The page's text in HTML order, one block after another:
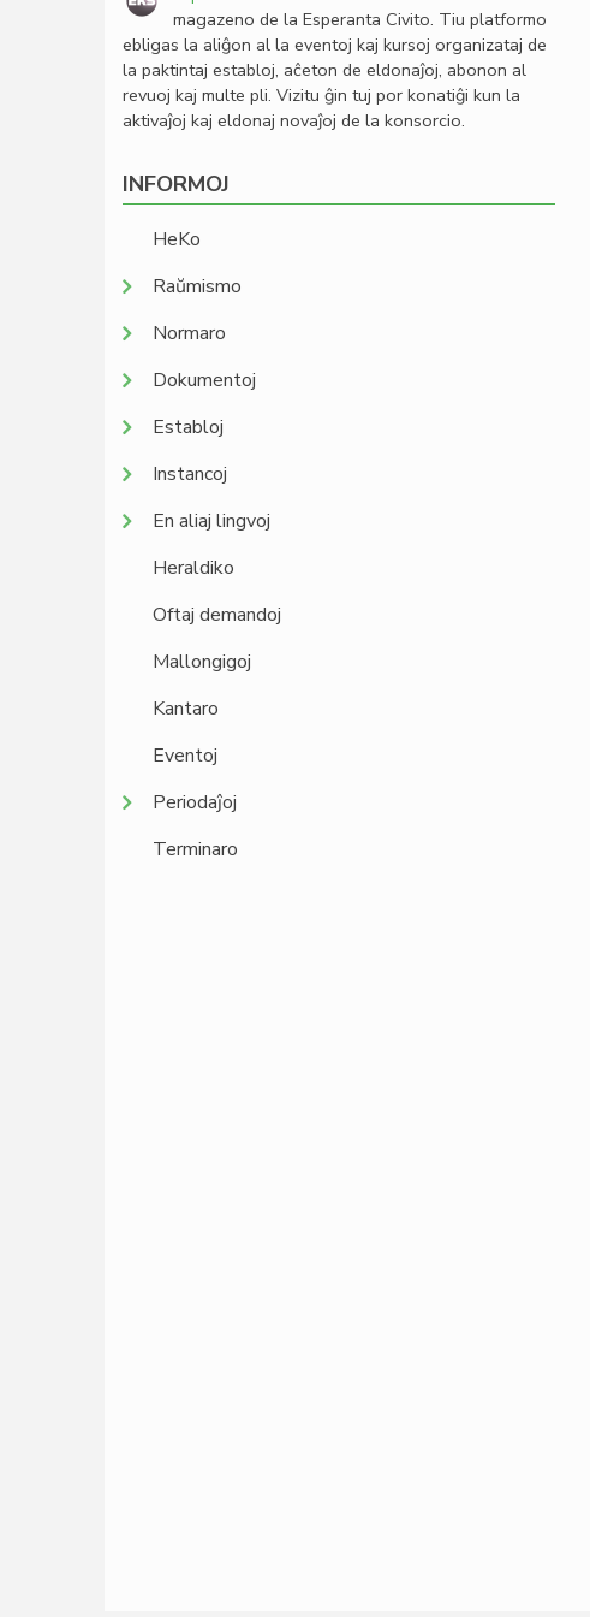
magazeno de la Esperanta Civito. Tiu platformo
ebligas la aliĝon al la eventoj kaj kursoj organizataj de
la paktintaj establoj, aĉeton de eldonaĵoj, abonon al
revuoj kaj multe pli. Vizitu ĝin tuj por konatiĝi kun la
aktivaĵoj kaj eldonaj novaĵoj de la konsorcio.
INFORMOJ
HeKo
Raŭmismo
Normaro
Dokumentoj
Establoj
Instancoj
En aliaj lingvoj
Heraldiko
Oftaj demandoj
Mallongigoj
Kantaro
Eventoj
Periodaĵoj
Terminaro